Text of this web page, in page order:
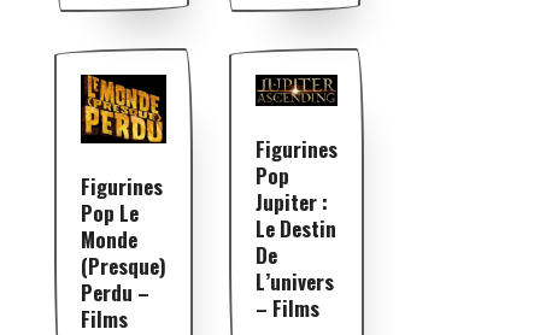
Figurines
Pop Le
Monde
(presque)
Perdu –
Films
Figurines
Pop
Jupiter :
Le Destin
De
L’univers
– Films